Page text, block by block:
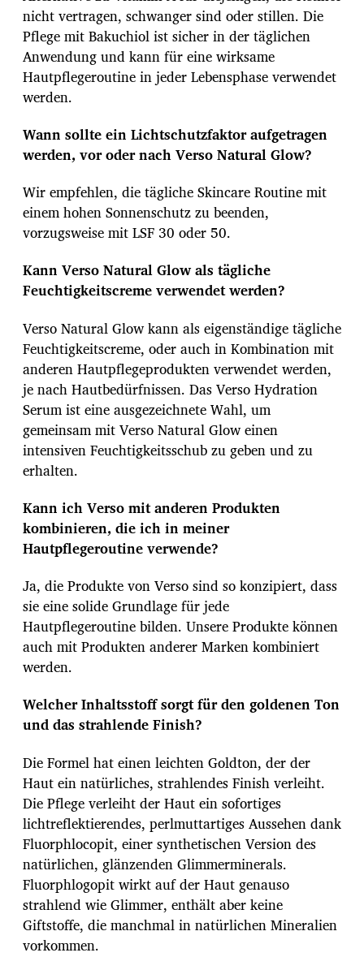
nicht vertragen, schwanger sind oder stillen. Die
Pflege mit Bakuchiol ist sicher in der täglichen
Anwendung und kann für eine wirksame
Hautpflegeroutine in jeder Lebensphase verwendet
werden.
Wann sollte ein Lichtschutzfaktor aufgetragen
werden, vor oder nach Verso Natural Glow?
Wir empfehlen, die tägliche Skincare Routine mit
einem hohen Sonnenschutz zu beenden,
vorzugsweise mit LSF 30 oder 50.
Kann Verso Natural Glow als tägliche
Feuchtigkeitscreme verwendet werden?
Verso Natural Glow kann als eigenständige tägliche
Feuchtigkeitscreme, oder auch in Kombination mit
anderen Hautpflegeprodukten verwendet werden,
je nach Hautbedürfnissen. Das Verso Hydration
Serum ist eine ausgezeichnete Wahl, um
gemeinsam mit Verso Natural Glow einen
intensiven Feuchtigkeitsschub zu geben und zu
erhalten.
Kann ich Verso mit anderen Produkten
kombinieren, die ich in meiner
Hautpflegeroutine verwende?
Ja, die Produkte von Verso sind so konzipiert, dass
sie eine solide Grundlage für jede
Hautpflegeroutine bilden. Unsere Produkte können
auch mit Produkten anderer Marken kombiniert
werden.
Welcher Inhaltsstoff sorgt für den goldenen Ton
und das strahlende Finish?
Die Formel hat einen leichten Goldton, der der
Haut ein natürliches, strahlendes Finish verleiht.
Die Pflege verleiht der Haut ein sofortiges
lichtreflektierendes, perlmuttartiges Aussehen dank
Fluorphlocopit, einer synthetischen Version des
natürlichen, glänzenden Glimmerminerals.
Fluorphlogopit wirkt auf der Haut genauso
strahlend wie Glimmer, enthält aber keine
Giftstoffe, die manchmal in natürlichen Mineralien
vorkommen.